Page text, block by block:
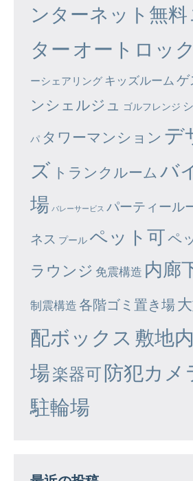
ンターネット無料
ター オートロック
ーシェアリング キッズルーム ゲ
ンシェルジュ
ゴルフレンジ
パ タワーマンション デ
ズ トランクルーム バ
場 バレーサービス パーティール
ネス プール ペット可ペ
ラウンジ 免震構造 内廊
制震構造 各階ゴミ置き場
配ボックス 敷地
場楽器可防犯カメ
駐輪場